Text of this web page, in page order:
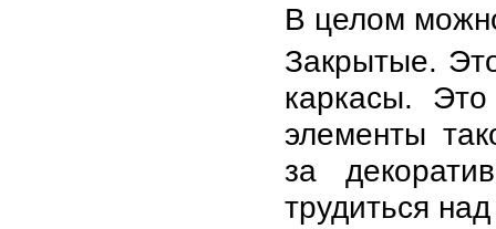
В целом
Закрытые.
каркасы.
элементы
за
трудиться